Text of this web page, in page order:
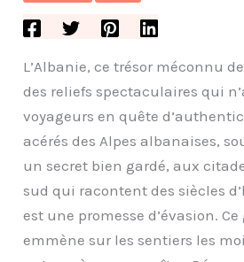
L’Albanie, ce trésor méconnu
des reliefs spectaculaires qui
voyageurs en quête
acérés des Alpes albanaises,
un secret bien gardé, aux
sud qui racontent des siècles
est une promesse d’évasion.
emmène sur les sentiers les